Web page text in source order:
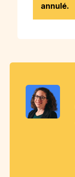
annulé.